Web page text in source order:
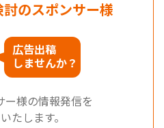
のスポンサー様
広告出稿
しませんか？
ー様の情報発信を
たします。